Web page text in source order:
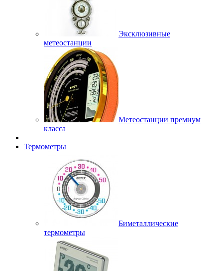
Эксклюзивные
метеостанции
Метеостанции премиум
класса
Термометры
Биметаллические
термометры